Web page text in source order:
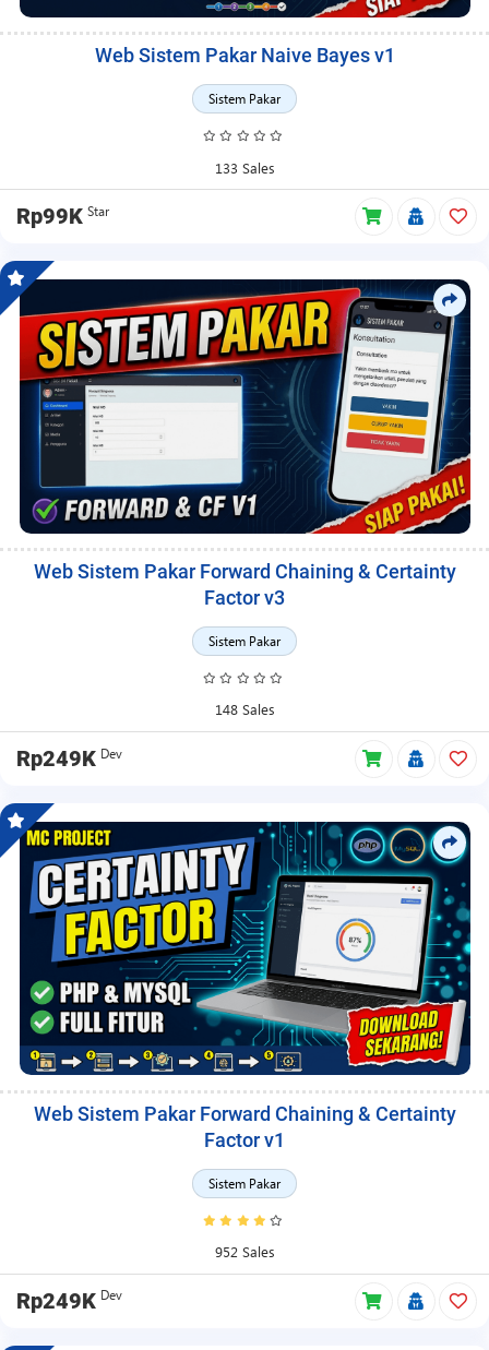
Web Sistem Pakar Naive Bayes v1
Sistem Pakar
133 Sales
Rp99K Star
Web Sistem Pakar Forward Chaining & Certainty
Factor v3
Sistem Pakar
148 Sales
Rp249K Dev
Web Sistem Pakar Forward Chaining & Certainty
Factor v1
Sistem Pakar
952 Sales
Rp249K Dev